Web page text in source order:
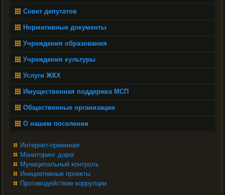
Совет депутатов
Нормативные документы
Учреждения образования
Учреждения культуры
Услуги ЖКХ
Имущественная поддержка МСП
Общественные организации
О нашем поселении
Интернет-приемная
Мониторинг дорог
Муниципальный контроль
Инициативные проекты
Противодействие коррупции